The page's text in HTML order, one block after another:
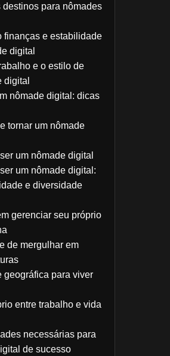
destinos para nômades
finanças e estabilidade
digital
e o estilo de
digital
nômade digital: dicas
tornar um nômade
um nômade digital
um nômade digital:
e diversidade
gerenciar seu próprio
de mergulhar em
geográfica para viver
entre trabalho e vida
necessárias para
de sucesso